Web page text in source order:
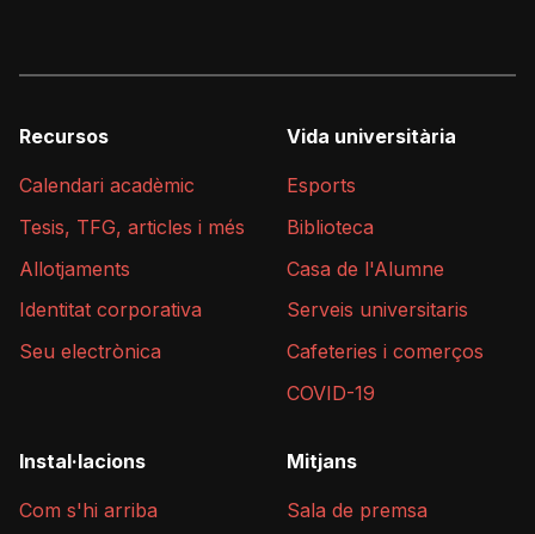
Recursos
Calendari acadèmic
Tesis, TFG, articles i més
Allotjaments
Identitat corporativa
Seu electrònica
Vida universitària
Esports
Biblioteca
Casa de l'Alumne
Serveis universitaris
Cafeteries i comerços
COVID-19
Instal·lacions
Com s'hi arriba
Mitjans
Sala de premsa